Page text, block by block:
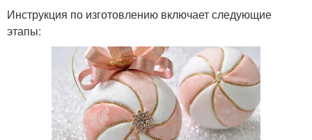
Инструкция по изготовлению включает следующие
этапы: